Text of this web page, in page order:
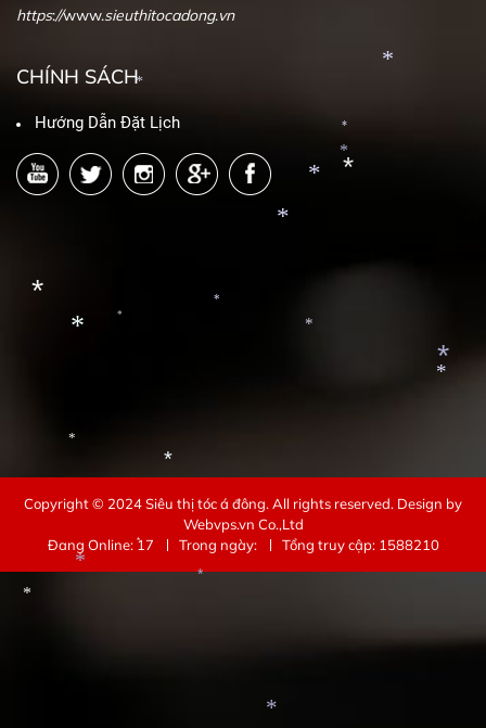
*
https://www.sieuthitocadong.vn
CHÍNH SÁCH
Hướng Dẫn Đặt Lịch
Copyright © 2024Siêu thị tóc á đông. All rights reserved. Design by
Webvps.vn Co.,Ltd
Đang Online: 17
Trong ngày: Tổng truy cập: 1588210